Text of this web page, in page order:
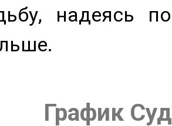
надеясь
График